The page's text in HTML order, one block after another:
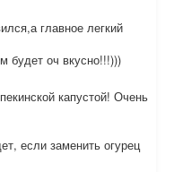
главное легкий
будет оч вкусно!!!)))
капустой! Очень
если заменить огурец